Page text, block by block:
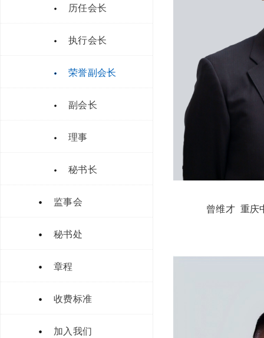
历任会长
执行会长
荣誉副会长
副会长
理事
秘书长
监事会
秘书处
章程
收费标准
加入我们
曾维才 重庆中